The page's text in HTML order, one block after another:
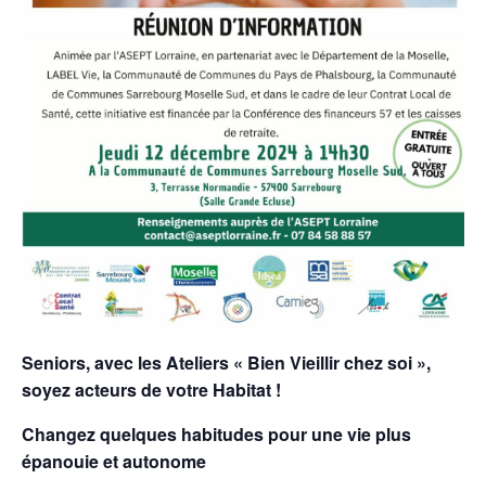
Seniors, avec les Ateliers « Bien Vieillir chez soi »,
soyez acteurs de votre Habitat !
Changez quelques habitudes pour une vie plus
épanouie et autonome